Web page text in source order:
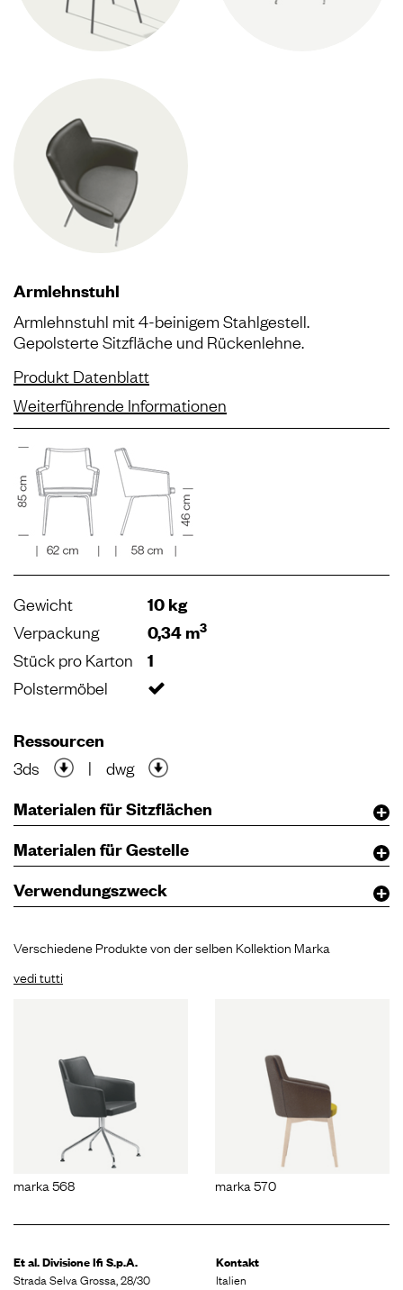
Armlehnstuhl
Armlehnstuhl mit 4-beinigem Stahlgestell.
Gepolsterte Sitzfläche und Rückenlehne.
Produkt Datenblatt
Weiterführende Informationen
Gewicht 10 kg
Verpackung 0,34 m3
Stück pro Karton 1
Polstermöbel
Ressourcen
3ds | dwg
Materialen für Sitzflächen
Materialen für Gestelle
Verwendungszweck
Verschiedene Produkte von der selben Kollektion Marka
vedi tutti
marka 568 marka 570
Et al. DivisioneIfi S.p.A.
Strada Selva Grossa, 28/30
Kontakt
Italien